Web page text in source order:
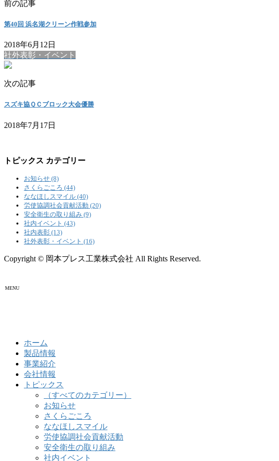
前の記事
第40回 浜名湖クリーン作戦参加
2018年6月12日
社外表彰・イベント
次の記事
スズキ協ＱＣブロック大会優勝
2018年7月17日
トピックス カテゴリー
お知らせ (8)
さくらごころ (44)
ななほしスマイル (40)
労使協調社会貢献活動 (20)
安全衛生の取り組み (9)
社内イベント (43)
社内表彰 (13)
社外表彰・イベント (16)
Copyright © 岡本プレス工業株式会社 All Rights Reserved.
MENU
ホーム
製品情報
事業紹介
会社情報
トピックス
（すべてのカテゴリー）
お知らせ
さくらごころ
ななほしスマイル
労使協調社会貢献活動
安全衛生の取り組み
社内イベント